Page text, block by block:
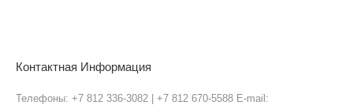
Контактная Информация
Телефоны: +7 812 336-3082 | +7 812 670-5588 E-mail: